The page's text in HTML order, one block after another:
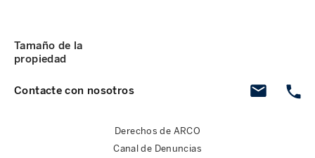
Contacte con nosotros
Tamaño de la
propiedad
Derechos de ARCO
Canal de Denuncias